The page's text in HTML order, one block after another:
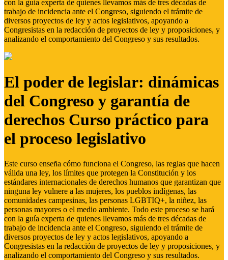
con la guía experta de quienes llevamos más de tres décadas de
trabajo de incidencia ante el Congreso, siguiendo el trámite de
diversos proyectos de ley y actos legislativos, apoyando a
Congresistas en la redacción de proyectos de ley y proposiciones, y
analizando el comportamiento del Congreso y sus resultados.
El poder de legislar: dinámicas
del Congreso y garantía de
derechos Curso práctico para
el proceso legislativo
Este curso enseña cómo funciona el Congreso, las reglas que hacen
válida una ley, los límites que protegen la Constitución y los
estándares internacionales de derechos humanos que garantizan que
ninguna ley vulnere a las mujeres, los pueblos indígenas, las
comunidades campesinas, las personas LGBTIQ+, la niñez, las
personas mayores o el medio ambiente. Todo este proceso se hará
con la guía experta de quienes llevamos más de tres décadas de
trabajo de incidencia ante el Congreso, siguiendo el trámite de
diversos proyectos de ley y actos legislativos, apoyando a
Congresistas en la redacción de proyectos de ley y proposiciones, y
analizando el comportamiento del Congreso y sus resultados.